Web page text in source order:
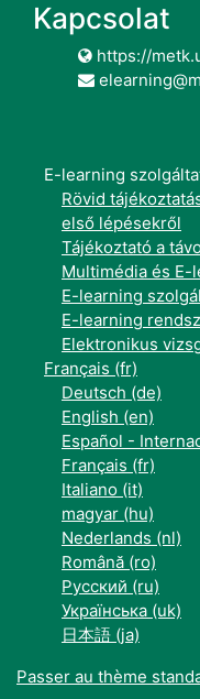
Kapcsolat
https://
E-learning
Rövid
első lépésekről
Tájékoztató a
Multimédia és E-
E-learning
E-learning
Elektronikus
Français ‎(fr)‎
Deutsch ‎(de)‎
English ‎(en)‎
Español -
Français ‎(fr)‎
Italiano ‎(it)‎
magyar ‎(hu)‎
Nederlands ‎(nl)‎
Română ‎(ro)‎
Русский ‎(ru)‎
Українська ‎(uk)‎
日本語 ‎(ja)‎
Passer au thème